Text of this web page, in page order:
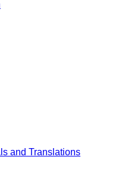
and Translations